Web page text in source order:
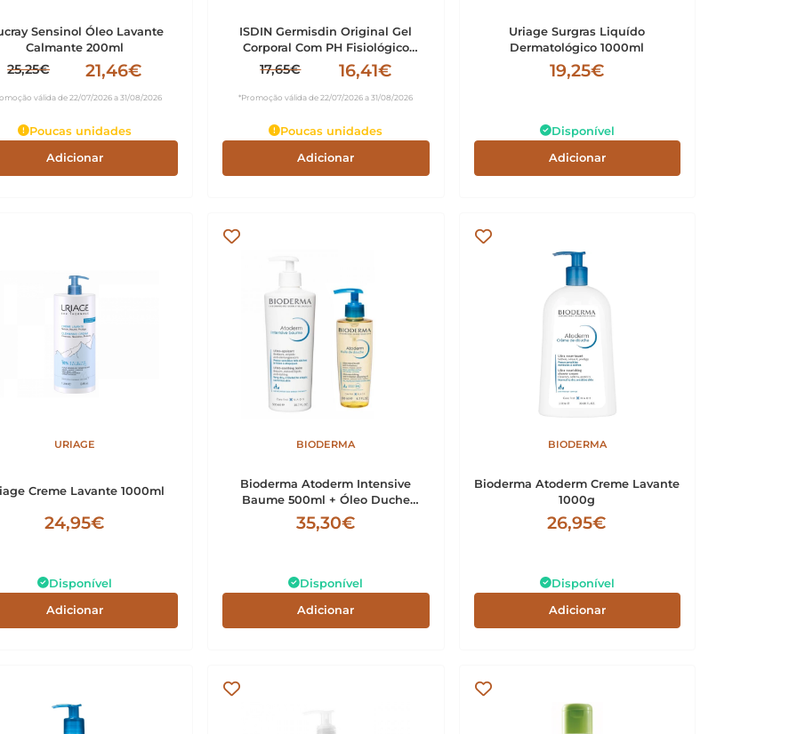
Sensinol Óleo Lavante
Calmante 200ml
25,25€ 21,46€
válida de 22/07/2026 a 31/08/2026
Poucas unidades
Adicionar
ISDIN Germisdin Original Gel
Corporal Com PH Fisiológico
1000ml
17,65€ 16,41€
*Promoção válida de 22/07/2026 a 31/08/2026
Poucas unidades
Adicionar
Uriage Surgras Liquído
Dermatológico 1000ml
19,25€
Disponível
Adicionar
URIAGE
Creme Lavante 1000ml
24,95€
Disponível
Adicionar
BIODERMA
Bioderma Atoderm Intensive
Baume 500ml + Óleo Duche
200ml
35,30€
Disponível
Adicionar
BIODERMA
Bioderma Atoderm Creme Lavante
1000g
26,95€
Disponível
Adicionar